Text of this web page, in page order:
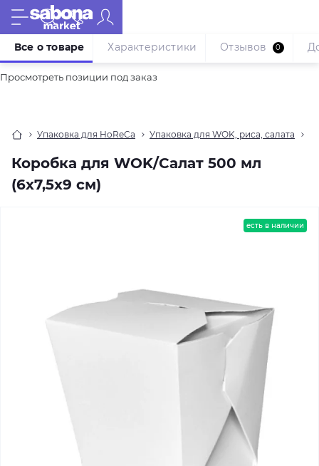
Просмотреть позиции под заказ
Упаковка для HoReCa Упаковка для WOK, риса, салата
Коробка для WOK/Салат 500 мл
(6х7,5х9 см)
Все о товаре Характеристики Отзывов 0
есть в наличии